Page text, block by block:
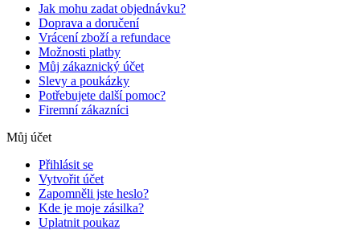
Jak mohu zadat objednávku?
Doprava a doručení
Vrácení zboží a refundace
Možnosti platby
Můj zákaznický účet
Slevy a poukázky
Potřebujete další pomoc?
Firemní zákazníci
Můj účet
Přihlásit se
Vytvořit účet
Zapomněli jste heslo?
Kde je moje zásilka?
Uplatnit poukaz